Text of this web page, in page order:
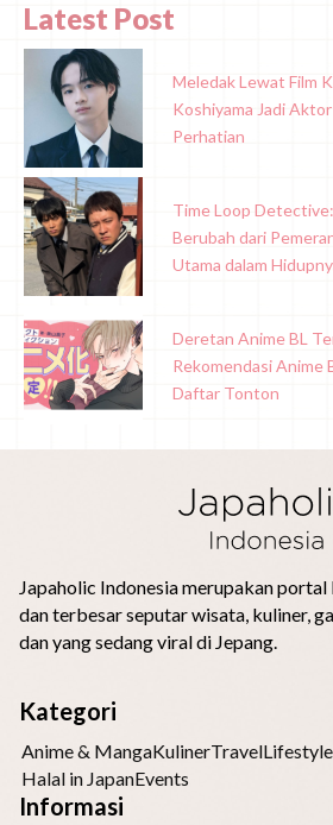
Latest Post
Meledak Lewat Film
Koshiyama Jadi
Perhatian
Time Loop
Berubah dari
Utama dalam
Deretan Anime BL
Rekomendasi Anime
Daftar Tonton
Japaholic Indonesia merupakan
dan terbesar seputar wisata, kuliner,
dan yang sedang viral di Jepang.
Kategori
Anime & MangaKulinerTravelLifestyle
Halal in JapanEvents
Informasi